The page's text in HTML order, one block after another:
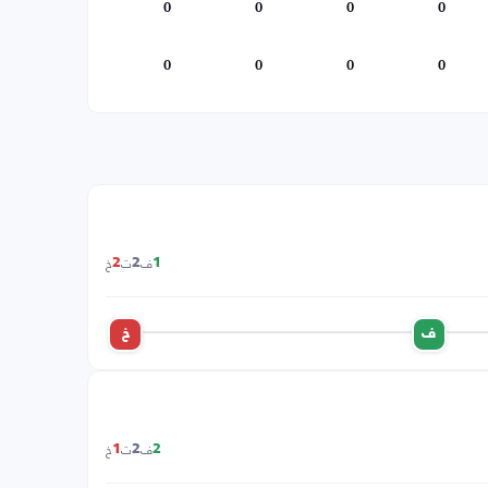
0
0
0
0
0
0
0
0
1ف2ت2خ
ف خ
2ف2ت 1خ